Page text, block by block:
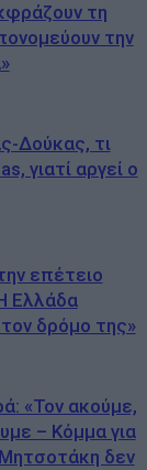
τη
την
Δούκας, τι
γιατί αργεί ο
επέτειο
Ελλάδα
δρόμο της»
«Τον ακούμε,
– Κόμμα για
Μητσοτάκη δεν